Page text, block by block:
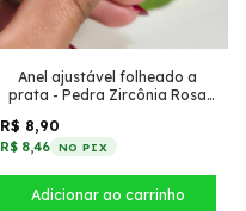
Anel ajustável folheado a
prata - Pedra Zircônia Rosa
R$ 8,90
R$ 8,46 NO PIX